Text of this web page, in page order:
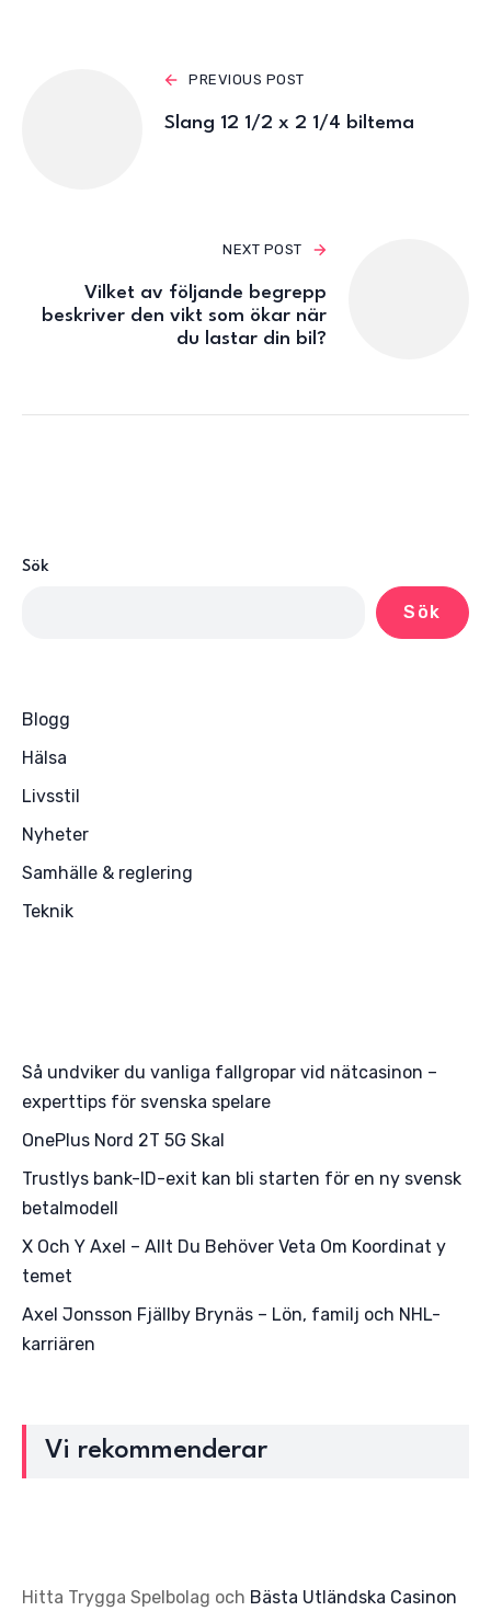
PREVIOUS POST
Slang 12 1/2 x 2 1/4 biltema
NEXT POST
Vilket av följande begrepp
beskriver den vikt som ökar när
du lastar din bil?
Sök
Sök
Blogg
Hälsa
Livsstil
Nyheter
Samhälle & reglering
Teknik
Så undviker du vanliga fallgropar vid nätcasinon –
experttips för svenska spelare
OnePlus Nord 2T 5G Skal
Trustlys bank-ID-exit kan bli starten för en ny svensk
betalmodell
X Och Y Axel – Allt Du Behöver Veta Om Koordinat y
temet
Axel Jonsson Fjällby Brynäs – Lön, familj och NHL-
karriären
Vi rekommenderar
Hitta Trygga Spelbolag och Bästa Utländska Casinon